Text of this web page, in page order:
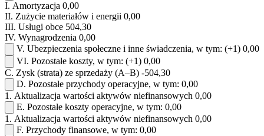
I. Amortyzacja 0,00
II. Zużycie materiałów i energii 0,00
III. Usługi obce 504,30
IV. Wynagrodzenia 0,00
V. Ubezpieczenia społeczne i inne świadczenia, w tym: (+1) 0,00
VI. Pozostałe koszty, w tym: (+1) 0,00
C. Zysk (strata) ze sprzedaży (A–B) -504,30
D. Pozostałe przychody operacyjne, w tym: 0,00
1. Aktualizacja wartości aktywów niefinansowych 0,00
E. Pozostałe koszty operacyjne, w tym: 0,00
1. Aktualizacja wartości aktywów niefinansowych 0,00
F. Przychody finansowe, w tym: 0,00